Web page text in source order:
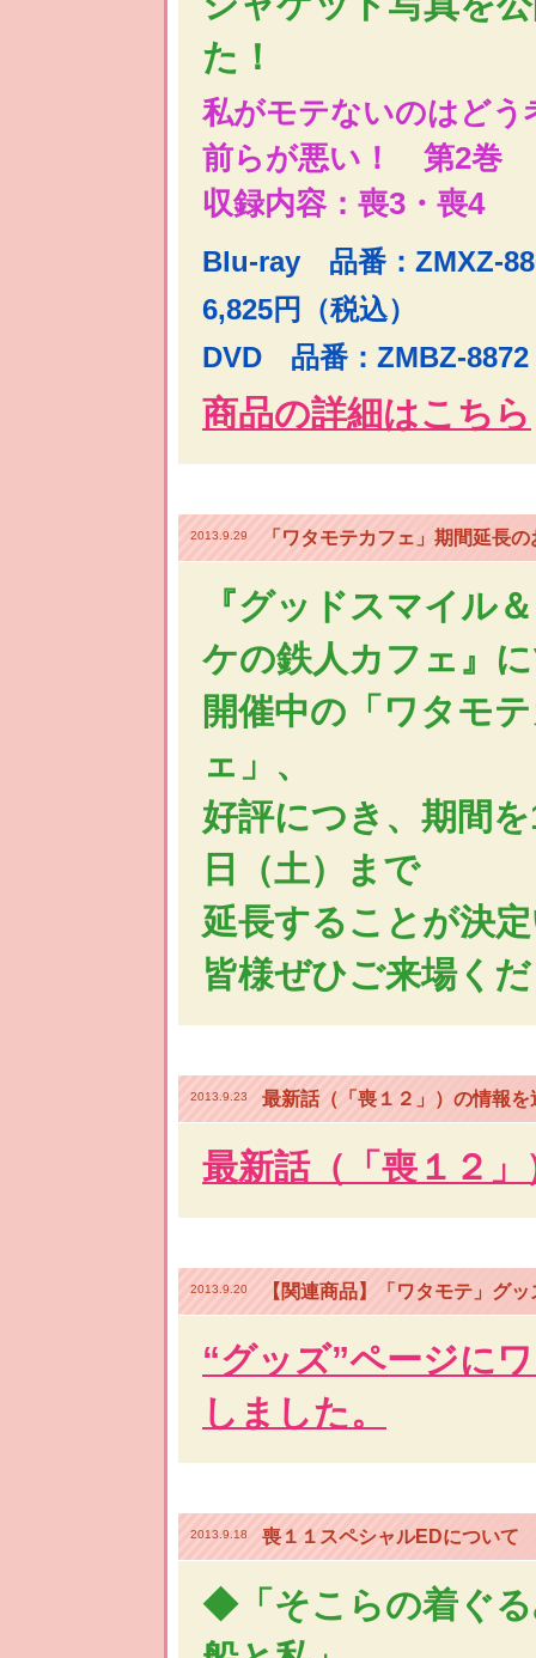
た！
私がモテないのはどう
前らが悪い！ 第2巻
収録内容：喪3・喪4
Blu-ray 品番：ZMXZ-
6,825円（税込）
DVD 品番：ZMBZ-
商品の詳細はこちら
2013.9.29 「ワタモテカフェ」期間延長
『グッドスマイル
ケの鉄人カフェ』
開催中の「ワタモ
ェ」、
好評につき、期間
日（土）まで
延長することが決
皆様ぜひご来場く
2013.9.23 最新話（「喪１２」）の情報
最新話（「喪１２
2013.9.20 【関連商品】「ワタモテ」グ
“グッズ”ページに
しました。
2013.9.18 喪１１スペシャルEDについて
◆「そこらの着ぐ